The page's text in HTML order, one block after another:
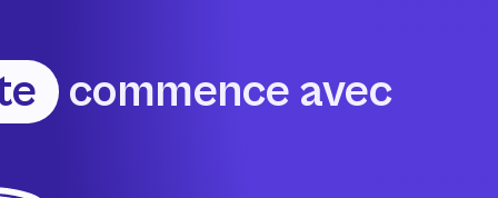
commence avec